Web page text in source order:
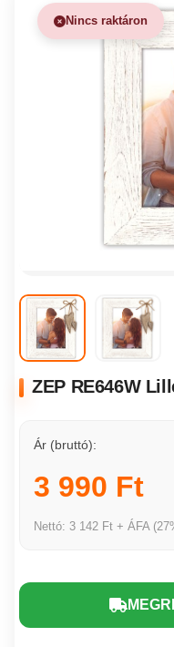
Nincs raktáron
ZEP RE646W
Ár (bruttó):
3 990 Ft
Nettó: 3 142 Ft + ÁFA